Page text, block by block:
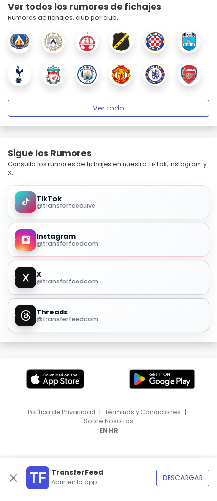
Ver todos los rumores de fichajes
Rumores de fichajes, club por club.
Ver todo
Sigue los Rumores
Consulta los rumores de fichajes en nuestro TikTok, Instagram y
X.
TikTok
@transferfeed.live
Instagram
@transferfeedcom
X
@transferfeedcom
Threads
@transferfeedcom
TransferFeed
Abrir en la app DESCARGAR
Política de Privacidad | Términos y Condiciones |
Sobre Nosotros
EN|HR